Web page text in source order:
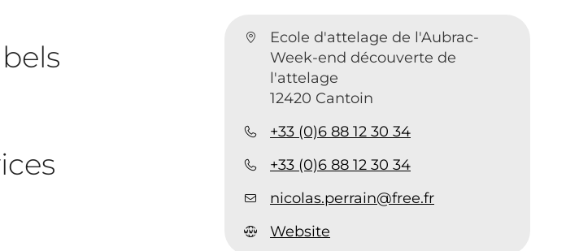
Ecole d'attelage de l'Aubrac-
Week-end découverte de
l'attelage
12420 Cantoin
+33 (0)6 88 12 30 34
+33 (0)6 88 12 30 34
nicolas.perrain@free.fr
Website